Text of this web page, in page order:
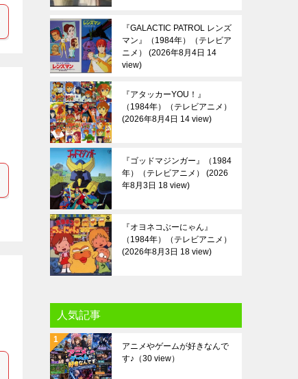
『GALACTIC PATROL レンズ
マン』（1984年）（テレビア
ニメ）
2026年8月4日 14
view
『アタッカーYOU！』
（1984年）（テレビアニメ）
2026年8月4日 14 view
『ゴッドマジンガー』（1984
年）（テレビアニメ）
2026
年8月3日 18 view
『オヨネコぶーにゃん』
（1984年）（テレビアニメ）
2026年8月3日 18 view
人気記事
アニメやゲームが好きなんで
す♪ （30 view）